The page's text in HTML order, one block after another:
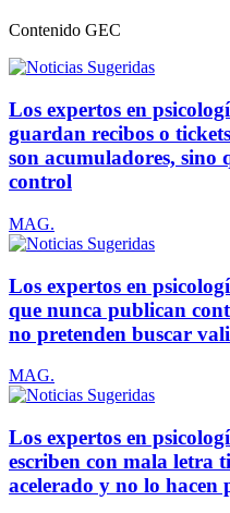
Contenido GEC
Los expertos en
guardan recibos o
son acumuladores, sino
control
MAG.
Los expertos en
que nunca publican
no pretenden buscar
MAG.
Los expertos en
escriben con mala letra
acelerado y no lo hacen